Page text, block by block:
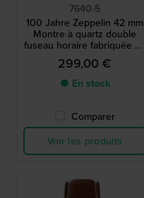
7640-5
100 Jahre Zeppelin 42 mm
Montre à quartz double
fuseau horaire fabriquée en
Allemagne avec
mouvement suisse
299,00 €
● En stock
Comparer
Voir les produits